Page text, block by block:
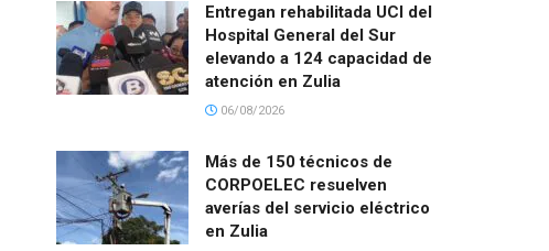
Entregan rehabilitada UCI del
Hospital General del Sur
elevando a 124 capacidad de
atención en Zulia
06/08/2026
Más de 150 técnicos de
CORPOELEC resuelven
averías del servicio eléctrico
en Zulia